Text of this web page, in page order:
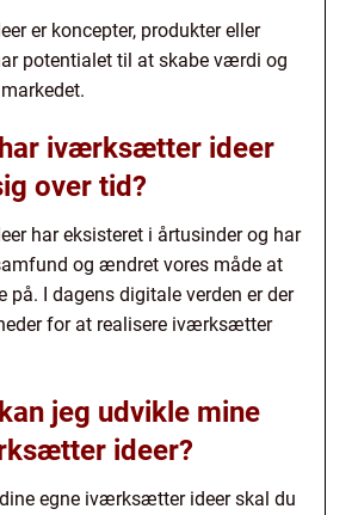
er koncepter, produkter eller
potentialet til at skabe værdi og
iværksætter ideer
over tid?
har eksisteret i årtusinder og har
og ændret vores måde at
på. I dagens digitale verden er der
for at realisere iværksætter
jeg udvikle mine
ideer?
egne iværksætter ideer skal du